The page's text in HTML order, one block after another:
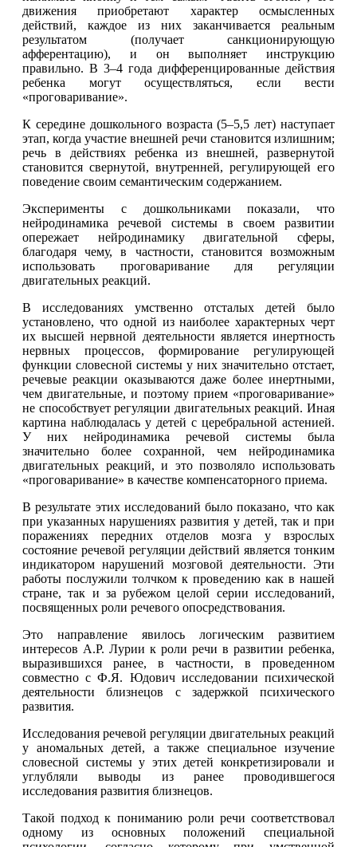
движения приобретают характер осмысленных
действий, каждое из них заканчивается реальным
результатом (получает санкционирующую
афферентацию), и он выполняет инструкцию
правильно. В 3–4 года дифференцированные действия
ребенка могут осуществляться, если вести
«проговаривание».
К середине дошкольного возраста (5–5,5 лет) наступает
этап, когда участие внешней речи становится излишним;
речь в действиях ребенка из внешней, развернутой
становится свернутой, внутренней, регулирующей его
поведение своим семантическим содержанием.
Эксперименты с дошкольниками показали, что
нейродинамика речевой системы в своем развитии
опережает нейродинамику двигательной сферы,
благодаря чему, в частности, становится возможным
использовать проговаривание для регуляции
двигательных реакций.
В исследованиях умственно отсталых детей было
установлено, что одной из наиболее характерных черт
их высшей нервной деятельности является инертность
нервных процессов, формирование регулирующей
функции словесной системы у них значительно отстает,
речевые реакции оказываются даже более инертными,
чем двигательные, и поэтому прием «проговаривание»
не способствует регуляции двигательных реакций. Иная
картина наблюдалась у детей с церебральной астенией.
У них нейродинамика речевой системы была
значительно более сохранной, чем нейродинамика
двигательных реакций, и это позволяло использовать
«проговаривание» в качестве компенсаторного приема.
В результате этих исследований было показано, что как
при указанных нарушениях развития у детей, так и при
поражениях передних отделов мозга у взрослых
состояние речевой регуляции действий является тонким
индикатором нарушений мозговой деятельности. Эти
работы послужили толчком к проведению как в нашей
стране, так и за рубежом целой серии исследований,
посвященных роли речевого опосредствования.
Это направление явилось логическим развитием
интересов А.Р. Лурии к роли речи в развитии ребенка,
выразившихся ранее, в частности, в проведенном
совместно с Ф.Я. Юдович исследовании психической
деятельности близнецов с задержкой психического
развития.
Исследования речевой регуляции двигательных реакций
у аномальных детей, а также специальное изучение
словесной системы у этих детей конкретизировали и
углубляли выводы из ранее проводившегося
исследования развития близнецов.
Такой подход к пониманию роли речи соответствовал
одному из основных положений специальной